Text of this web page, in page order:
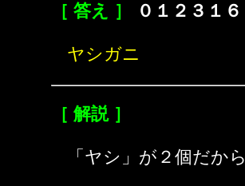
［ 答え ］ ０１２３１６
ヤシガニ
［ 解説 ］
「ヤシ」が２個だから